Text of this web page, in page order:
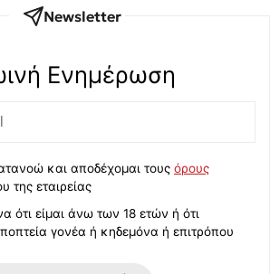
Newsletter
Eνημέρωση
και αποδέχομαι τους όρους
της εταιρείας
ότι είμαι άνω των 18 ετών ή ότι
γονέα ή κηδεμόνα ή επιτρόπου